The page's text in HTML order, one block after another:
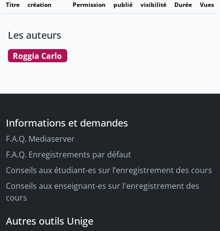
Titre
création
Permission publié visibilité Durée
Vues
Les auteurs
Roggia Carlo
Informations et demandes
F.A.Q. Mediaserver
F.A.Q. Enregistrements par défaut
Conseils aux étudiant-es sur l’enregistrement des cours
Conseils aux enseignant-es sur l'enregistrement des
cours
Autres outils Unige